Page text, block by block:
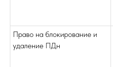
Право на блокирование и
удаление ПДн